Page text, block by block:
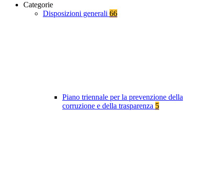
Categorie
Disposizioni generali 66
Piano triennale per la prevenzione della
corruzione e della trasparenza 5